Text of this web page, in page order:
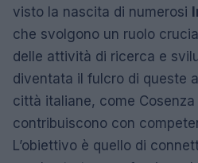
visto la nascita di numerosi
che svolgono un ruolo
delle attività di ricerca e
diventata il fulcro di queste
città italiane, come Cosenza
contribuiscono con
L’obiettivo è quello di